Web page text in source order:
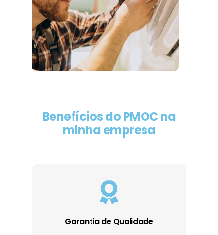
Benefícios do PMOC na
minha empresa
Garantia de Qualidade